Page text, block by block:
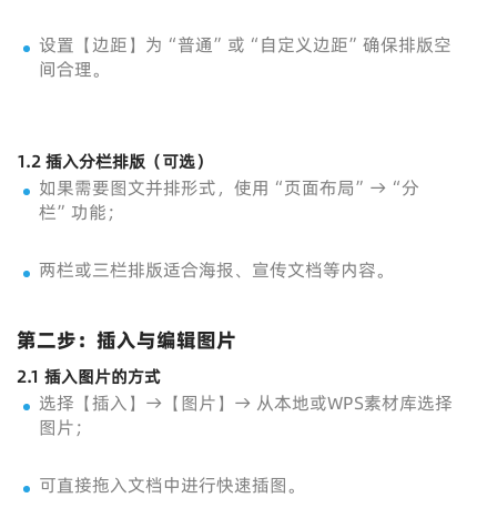
设置【边距】为“普通”或“自定义边距”确保排版空
间合理。
1.2 插入分栏排版（可选）
如果需要图文并排形式，使用“页面布局”→“分
栏”功能；
两栏或三栏排版适合海报、宣传文档等内容。
第二步：插入与编辑图片
2.1 插入图片的方式
选择【插入】→【图片】→ 从本地或WPS素材库选择
图片；
可直接拖入文档中进行快速插图。